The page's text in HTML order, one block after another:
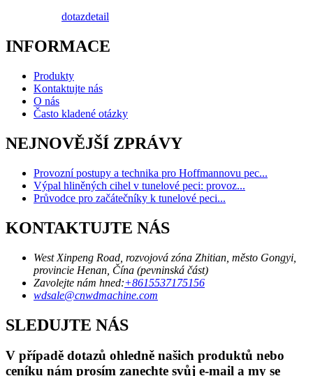
dotazdetail
INFORMACE
Produkty
Kontaktujte nás
O nás
Často kladené otázky
NEJNOVĚJŠÍ ZPRÁVY
Provozní postupy a technika pro Hoffmannovu pec...
Výpal hliněných cihel v tunelové peci: provoz...
Průvodce pro začátečníky k tunelové peci...
KONTAKTUJTE NÁS
West Xinpeng Road, rozvojová zóna Zhitian, město Gongyi,
provincie Henan, Čína (pevninská část)
Zavolejte nám hned:+8615537175156
wdsale@cnwdmachine.com
SLEDUJTE NÁS
V případě dotazů ohledně našich produktů nebo
ceníku nám prosím zanechte svůj e-mail a my se